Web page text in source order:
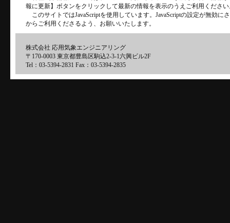
報に更新】ボタンをクリックして最新の情報を表示のうえご利用くださ
このサイトではJavaScriptを使用しています。JavaScriptの設定が無効
からご利用くださるよう、お願いいたします。
株式会社 応用気象エンジニアリング
〒170-0003 東京都豊島区駒込2-3-1六興ビル2F
Tel：03-5394-2831 Fax：03-5394-2835